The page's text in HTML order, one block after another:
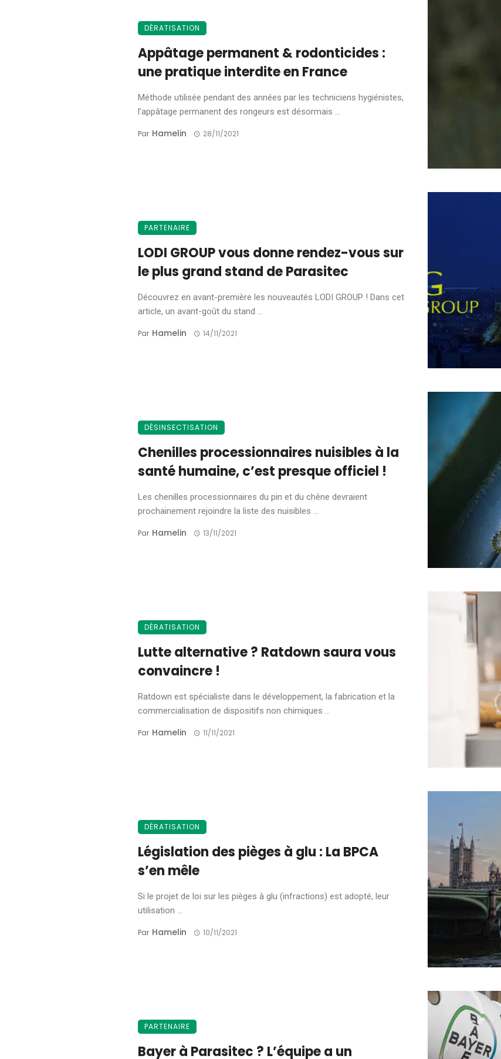
DÉRATISATION
Appâtage permanent & rodonticides :
une pratique interdite en France
Méthode utilisée pendant des années par les techniciens hygiénistes,
l’appâtage permanent des rongeurs est désormais ...
Par Hamelin 28/11/2021
PARTENAIRE
LODI GROUP vous donne rendez-vous sur
le plus grand stand de Parasitec
Découvrez en avant-première les nouveautés LODI GROUP ! Dans cet
article, un avant-goût du stand ...
Par Hamelin 14/11/2021
DÉSINSECTISATION
Chenilles processionnaires nuisibles à la
santé humaine, c’est presque officiel !
Les chenilles processionnaires du pin et du chêne devraient
prochainement rejoindre la liste des nuisibles ...
Par Hamelin 13/11/2021
DÉRATISATION
Lutte alternative ? Ratdown saura vous
convaincre !
Ratdown est spécialiste dans le développement, la fabrication et la
commercialisation de dispositifs non chimiques ...
Par Hamelin 11/11/2021
DÉRATISATION
Législation des pièges à glu : La BPCA
s’en mêle
Si le projet de loi sur les pièges à glu (infractions) est adopté, leur
utilisation ...
Par Hamelin 10/11/2021
PARTENAIRE
Bayer à Parasitec ? L’équipe a un